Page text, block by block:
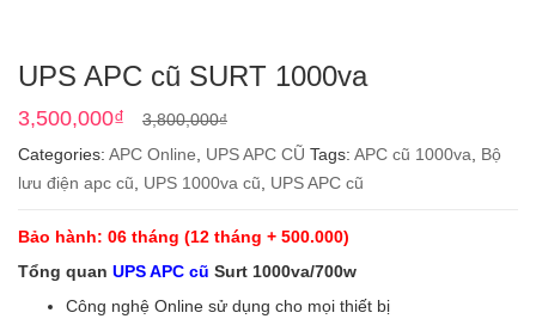
UPS APC cũ SURT 1000va
3,800,000₫Original
price
was:
3,500,000₫
Current
price
is:
Categories: APC Online UPS APC CŨ Tags: APC cũ 1000va
Bộ
lưu điện apc cũ
UPS 1000va cũ UPS APC cũ
Bảo hành: 06 tháng (12 tháng + 500.000)
Tổng quan UPS APC cũ Surt 1000va/700w
Công nghệ Online sử dụng cho mọi thiết bị